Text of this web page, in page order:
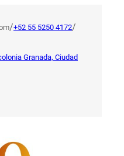
/+52 55 5250 4172/
Granada, Ciudad